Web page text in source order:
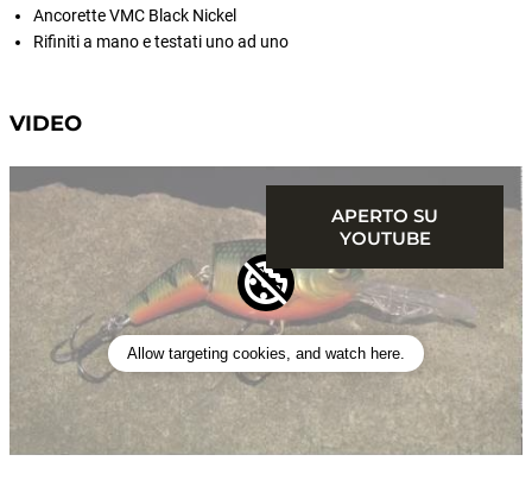
Ancorette VMC Black Nickel
Rifiniti a mano e testati uno ad uno
VIDEO
Allow targeting cookies, and watch here.
APERTO SU
YOUTUBE